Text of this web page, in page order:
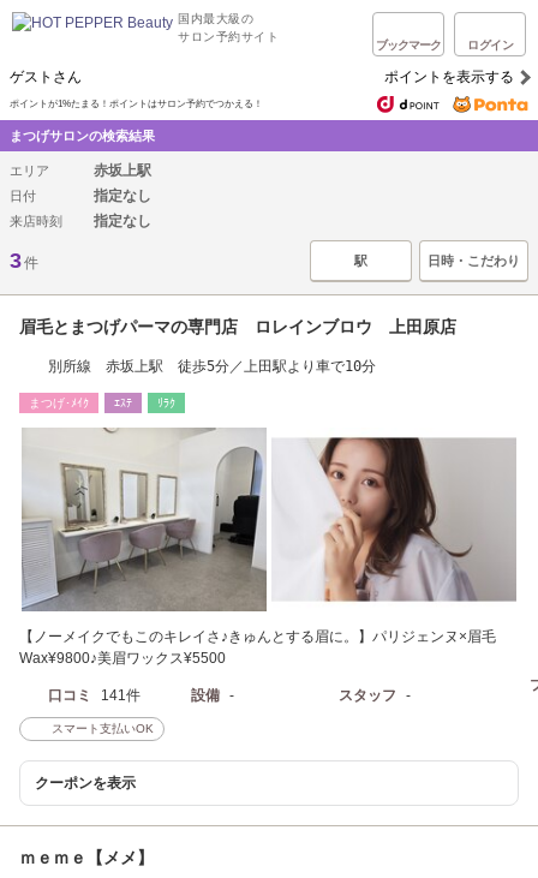
国内最大級の
サロン予約サイト
ブックマーク ログイン
ゲストさん ポイントを表示する
ポイントが1%たまる！ポイントはサロン予約でつかえる！
まつげサロンの検索結果
エリア 赤坂上駅
日付 指定なし
来店時刻 指定なし
3件 駅 日時・こだわり
眉毛とまつげパーマの専門店 ロレインブロウ 上田原店
別所線 赤坂上駅 徒歩5分／上田駅より車で10分
まつげ･ﾒｲｸ ｴｽﾃ ﾘﾗｸ
【ノーメイクでもこのキレイさ♪きゅんとする眉に。】パリジェンヌ×眉毛
Wax¥9800♪美眉ワックス¥5500
口コミ 141件 設備 - スタッフ -
スマート支払いOK
クーポンを表示
ｍｅｍｅ【メメ】